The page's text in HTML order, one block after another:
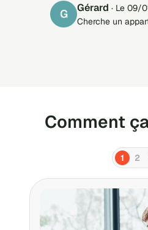
G Gérard · Le 09/
Cherche un
Comment
1 2